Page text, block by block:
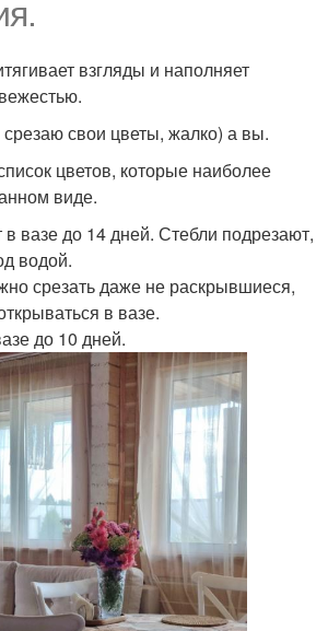
взгляды и наполняет
срезаю свои цветы, жалко) а вы.
цветов, которые наиболее
виде.
вазе до 14 дней. Стебли подрезают,
водой.
срезать даже не раскрывшиеся,
в вазе.
до 10 дней.